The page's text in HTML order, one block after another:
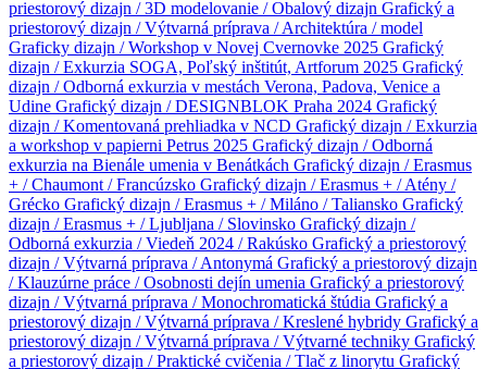
priestorový dizajn / 3D modelovanie / Obalový dizajn Grafický a
priestorový dizajn / Výtvarná príprava / Architektúra / model
Graficky dizajn / Workshop v Novej Cvernovke 2025 Grafický
dizajn / Exkurzia SOGA, Poľský inštitút, Artforum 2025 Grafický
dizajn / Odborná exkurzia v mestách Verona, Padova, Venice a
Udine Grafický dizajn / DESIGNBLOK Praha 2024 Grafický
dizajn / Komentovaná prehliadka v NCD Grafický dizajn / Exkurzia
a workshop v papierni Petrus 2025 Grafický dizajn / Odborná
exkurzia na Bienále umenia v Benátkách Grafický dizajn / Erasmus
+ / Chaumont / Francúzsko Grafický dizajn / Erasmus + / Atény /
Grécko Grafický dizajn / Erasmus + / Miláno / Taliansko Grafický
dizajn / Erasmus + / Ljubljana / Slovinsko Grafický dizajn /
Odborná exkurzia / Viedeň 2024 / Rakúsko Grafický a priestorový
dizajn / Výtvarná príprava / Antonymá Grafický a priestorový dizajn
/ Klauzúrne práce / Osobnosti dejín umenia Grafický a priestorový
dizajn / Výtvarná príprava / Monochromatická štúdia Grafický a
priestorový dizajn / Výtvarná príprava / Kreslené hybridy Grafický a
priestorový dizajn / Výtvarná príprava / Výtvarné techniky Grafický
a priestorový dizajn / Praktické cvičenia / Tlač z linorytu Grafický